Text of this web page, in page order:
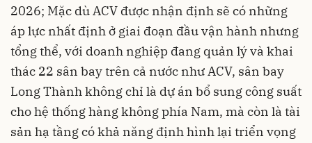
2026; Mặc dù ACV được nhận định sẽ có những
áp lực nhất định ở giai đoạn đầu vận hành nhưng
tổng thể, với doanh nghiệp đang quản lý và khai
thác 22 sân bay trên cả nước như ACV, sân bay
Long Thành không chỉ là dự án bổ sung công suất
cho hệ thống hàng không phía Nam, mà còn là tài
sản hạ tầng có khả năng định hình lại triển vọng